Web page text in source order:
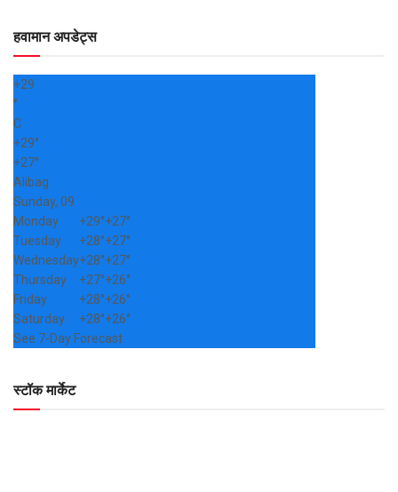
हवामान अपडेट्स
+29
°
C
+29°
+27°
Alibag
Sunday, 09
Monday
+29°+27°
Tuesday
+28°+27°
Wednesday+28°+27°
Thursday
+27°+26°
Friday
+28°+26°
Saturday
+28°+26°
See 7-Day Forecast
स्टॉक मार्केट